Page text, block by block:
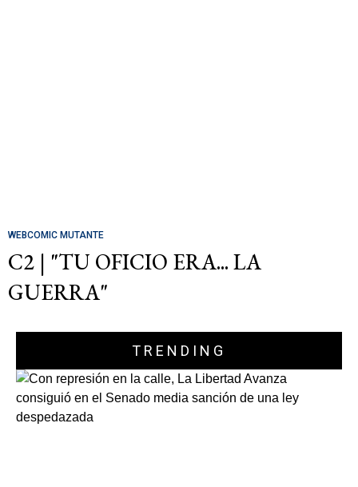
WEBCOMIC MUTANTE
C2 | "TU OFICIO ERA... LA
GUERRA"
TRENDING